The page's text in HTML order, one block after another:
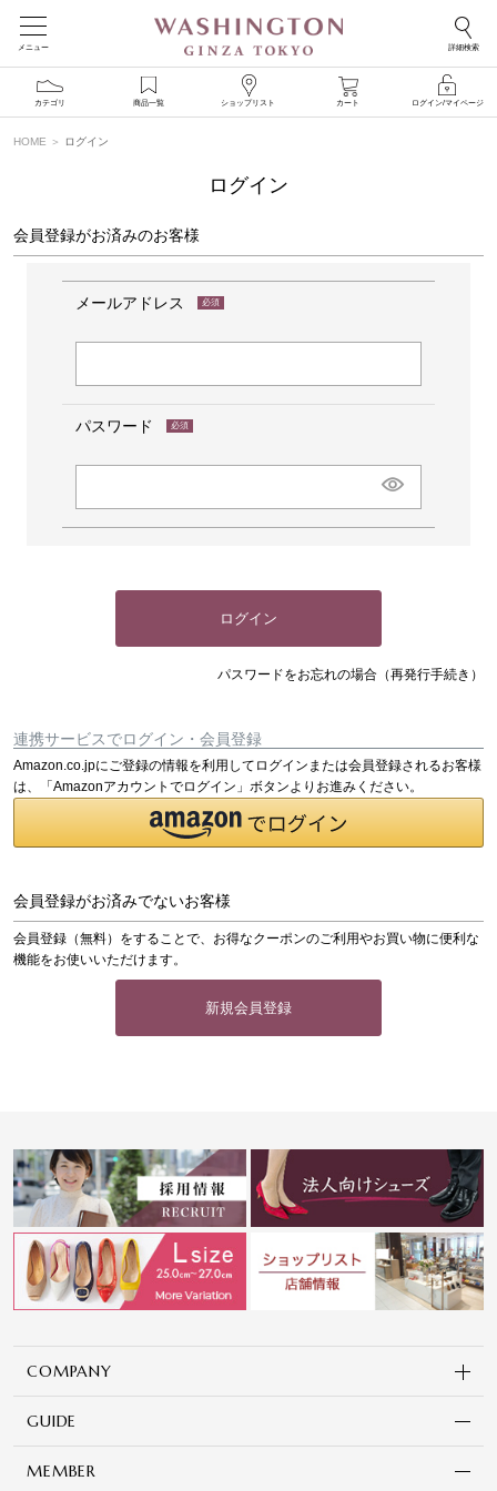
メニュー 詳細検索
カテゴリ 商品一覧 ショップリスト カート ログイン/マイページ
HOME ログイン
ログイン
会員登録がお済みのお客様
メールアドレス
パスワード
ログイン
パスワードをお忘れの場合（再発行手続き）
連携サービスでログイン・会員登録
Amazon.co.jpにご登録の情報を利用してログインまたは会員登録されるお客様
は、「Amazonアカウントでログイン」ボタンよりお進みください。
会員登録がお済みでないお客様
会員登録（無料）をすることで、お得なクーポンのご利用やお買い物に便利な
機能をお使いいただけます。
新規会員登録
COMPANY
GUIDE
MEMBER